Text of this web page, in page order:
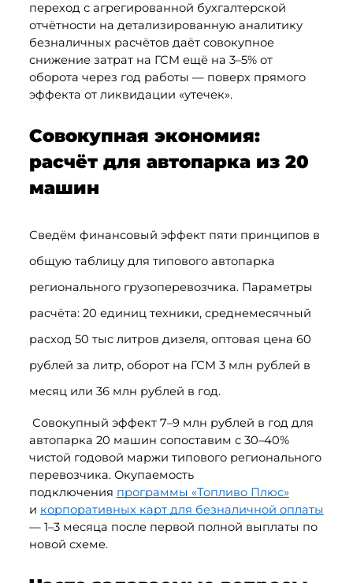
переход с агрегированной бухгалтерской
отчётности на детализированную аналитику
безналичных расчётов даёт совокупное
снижение затрат на ГСМ ещё на 3–5% от
оборота через год работы — поверх прямого
эффекта от ликвидации «утечек».
Совокупная экономия:
расчёт для автопарка из 20
машин
Сведём финансовый эффект пяти принципов в
общую таблицу для типового автопарка
регионального грузоперевозчика. Параметры
расчёта: 20 единиц техники, среднемесячный
расход 50 тыс литров дизеля, оптовая цена 60
рублей за литр, оборот на ГСМ 3 млн рублей в
месяц или 36 млн рублей в год.
Совокупный эффект 7–9 млн рублей в год для
автопарка 20 машин сопоставим с 30–40%
чистой годовой маржи типового регионального
перевозчика. Окупаемость
подключения программы «Топливо Плюс»
и корпоративных карт для безналичной оплаты
— 1–3 месяца после первой полной выплаты по
новой схеме.